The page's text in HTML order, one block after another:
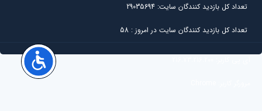
تعداد کل بازديد کنندگان سايت: 29035694
تعداد کل بازديد کنندگان سایت در امروز : 58